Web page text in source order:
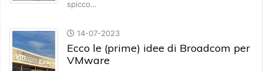
spicco…
14-07-2023
Ecco le (prime) idee di Broadcom per
VMware